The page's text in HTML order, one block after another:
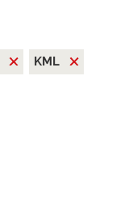
KML